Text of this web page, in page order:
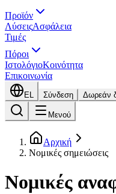
Προϊόν
ΛύσειςΑσφάλεια
Τιμές
Πόροι
ΙστολόγιοΚοινότητα
Επικοινωνία
EL Σύνδεση Δωρεάν
Μενού
Αρχική
Νομικές σημειώσεις
Νομικές